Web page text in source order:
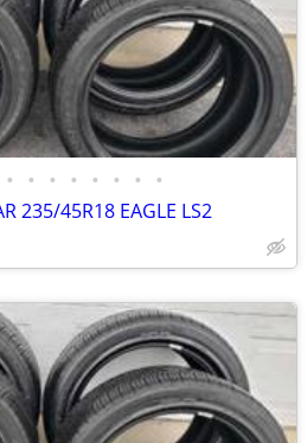
• • • • • • • •
235/45R18 EAGLE LS2